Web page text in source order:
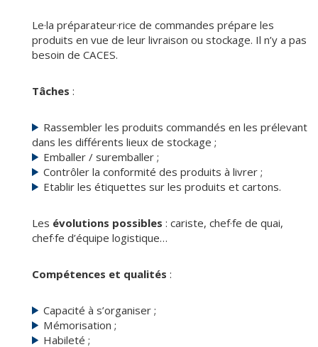
Le·la préparateur·rice de commandes prépare les
produits en vue de leur livraison ou stockage. Il n’y a pas
besoin de CACES.
Tâches :
Rassembler les produits commandés en les prélevant
dans les différents lieux de stockage ;
Emballer / suremballer ;
Contrôler la conformité des produits à livrer ;
Etablir les étiquettes sur les produits et cartons.
Les évolutions possibles : cariste, chef·fe de quai,
chef·fe d’équipe logistique…
Compétences et qualités :
Capacité à s’organiser ;
Mémorisation ;
Habileté ;